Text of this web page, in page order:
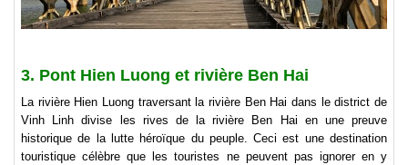
3. Pont Hien Luong et rivière Ben Hai
La rivière Hien Luong traversant la rivière Ben Hai dans le district de
Vinh Linh divise les rives de la rivière Ben Hai en une preuve
historique de la lutte héroïque du peuple. Ceci est une destination
touristique célèbre que les touristes ne peuvent pas ignorer en y